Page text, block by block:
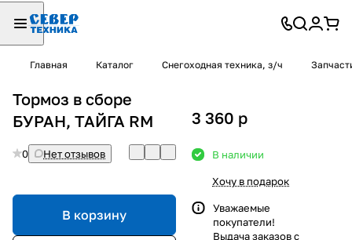
Главная Каталог Снегоходная техника, з/ч
Тормоз в сборе
БУРАН, ТАЙГА RM
0 Нет отзывов
В корзину
3 360 p
В наличии
Хочу в подарок
Уважаемые
покупатели!
Выдача заказов с